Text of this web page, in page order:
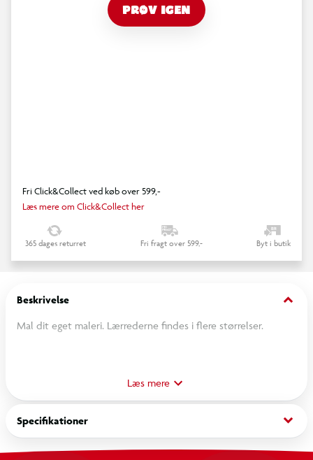
PRØV IGEN
Fri Click&Collect ved køb over 599,-
Læs mere om Click&Collect her
365 dages returret Fri fragt over 599,- Byt i butik
Beskrivelse keyboard_arrow_down
Mal dit eget maleri. Lærrederne findes i flere størrelser.
18 mm dyb
100 % bomuld
Læs mere
Specifikationer keyboard_arrow_down